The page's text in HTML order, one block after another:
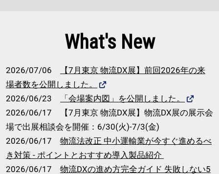
What's New
2026/07/06
【7月東京 物流DX展】前回2026年の来
場者数を公開しました。
2026/06/23
「会場案内図」を公開しました。
2026/06/17 【7月東京 物流DX展】物流DX展の展示会
場で出展相談会を開催：6/30(火)-7/3(金)
2026/06/17 物流法改正 中小運輸業が今すぐ進めるべ
き対策 - ポイントとおすすめ導入製品紹介
2026/06/17 物流DXの進め方完全ガイド 失敗しない5